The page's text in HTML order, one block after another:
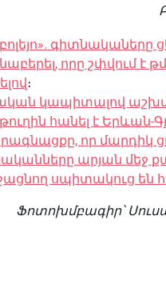
գիտնակաները
որը շփվում է
։
կապիտալով
հանել է Երևան-
որ մարդիկ
արյան մեջ
սպիտակուց են
Ֆոտոխմբագիր՝